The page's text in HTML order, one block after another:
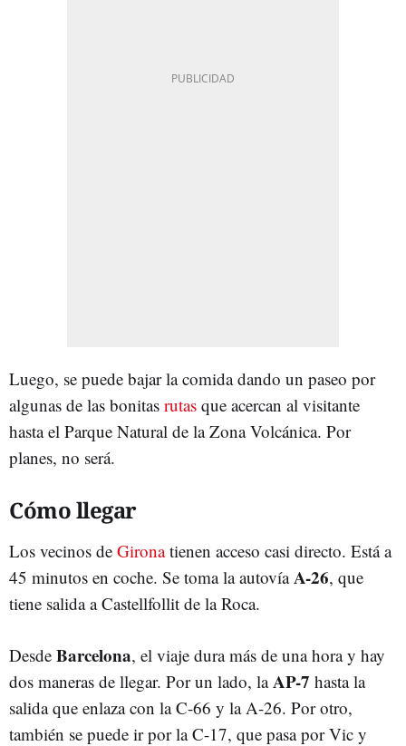
Luego, se puede bajar la comida dando un paseo por
algunas de las bonitas rutas que acercan al visitante
hasta el Parque Natural de la Zona Volcánica. Por
planes, no será.
Cómo llegar
Los vecinos de Gironatienen acceso casi directo. Está a
45 minutos en coche. Se toma la autovíaA-26, que
tiene salida a Castellfollit de la Roca.
Desde Barcelona, el viaje dura más de una hora y hay
dos maneras de llegar. Por un lado, laAP-7 hasta la
salida que enlaza con la C-66 y la A-26. Por otro,
también se puede ir por la C-17, que pasa por Vic y